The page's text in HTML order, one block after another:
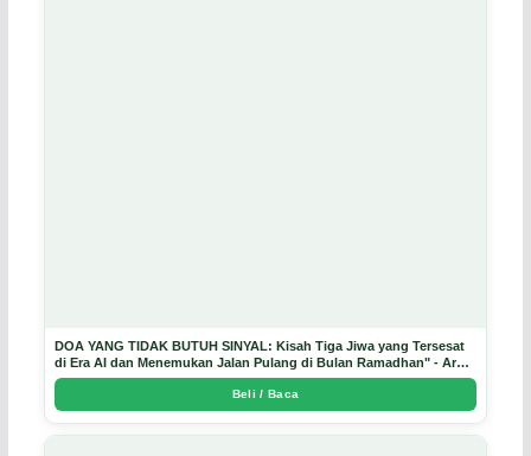
DOA YANG TIDAK BUTUH SINYAL: Kisah Tiga Jiwa yang Tersesat
di Era AI dan Menemukan Jalan Pulang di Bulan Ramadhan" - Arda
Dinata
Beli / Baca